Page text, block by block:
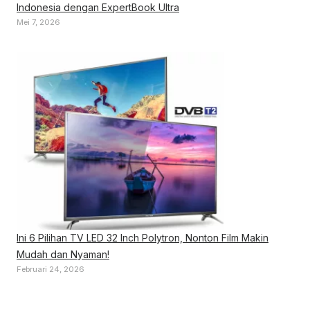
Indonesia dengan ExpertBook Ultra
Mei 7, 2026
Ini 6 Pilihan TV LED 32 Inch Polytron, Nonton Film Makin
Mudah dan Nyaman!
Februari 24, 2026